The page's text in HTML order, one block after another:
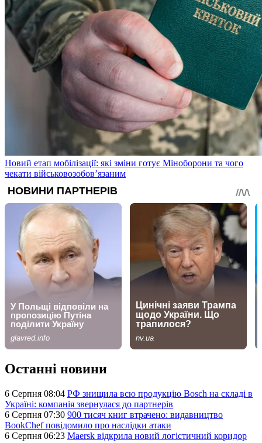
Новий етап мобілізації: які зміни готує Міноборони та чого
чекати військовозобов’язаним
Останні новини
6 Серпня 08:04 РФ знищила всю продукцію Bosch на складі в
Україні: компанія звернулася до партнерів
6 Серпня 07:30 900 тисяч книг втрачено: видавництво
BookChef повідомило про наслідки атаки
6 Серпня 06:23 Maersk відкрила новий логістичний коридор